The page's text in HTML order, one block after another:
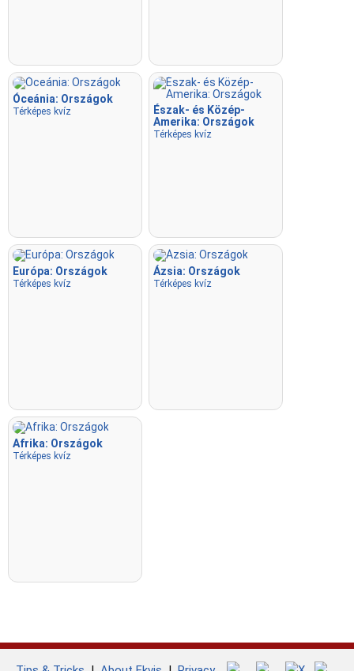
Óceánia: Országok
Térképes kvíz
Észak- és Közép-
Amerika: Országok
Térképes kvíz
Európa: Országok
Térképes kvíz
Ázsia: Országok
Térképes kvíz
Afrika: Országok
Térképes kvíz